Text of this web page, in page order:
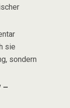
sie
sondern
–